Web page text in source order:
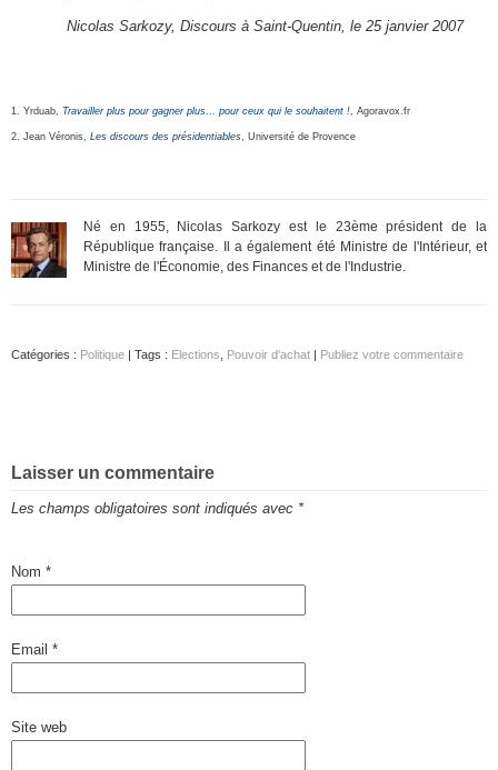
Nicolas Sarkozy, Discours à Saint-Quentin, le 25 janvier 2007
1. Yrduab, Travailler plus pour gagner plus… pour ceux qui le souhaitent ! , Agoravox.fr
2. Jean Véronis, Les discours des présidentiables , Université de Provence
Né en 1955, Nicolas Sarkozy est le 23ème président de la
République française. Il a également été Ministre de l'Intérieur, et
Ministre de l'Économie, des Finances et de l'Industrie.
Catégories : Politique | Tags : Elections Pouvoir d'achat | Publiez votre commentaire
Laisser un commentaire
Les champs obligatoires sont indiqués avec *
Nom *
Email *
Site web